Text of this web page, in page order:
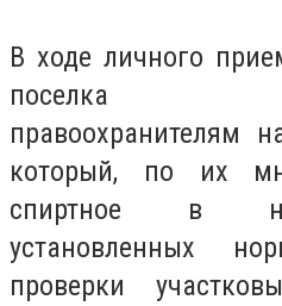
В ходе личного
поселка
правоохранителям
который, по их
спиртное в
установленных
проверки